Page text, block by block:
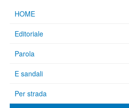
HOME
Editoriale
Parola
E sandali
Per strada